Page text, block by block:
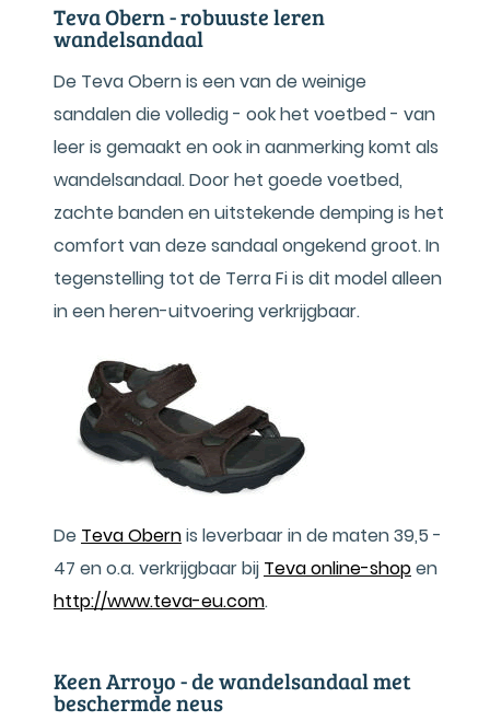
Teva Obern - robuuste leren
wandelsandaal
De Teva Obern is een van de weinige
sandalen die volledig - ook het voetbed - van
leer is gemaakt en ook in aanmerking komt als
wandelsandaal. Door het goede voetbed,
zachte banden en uitstekende demping is het
comfort van deze sandaal ongekend groot. In
tegenstelling tot de Terra Fi is dit model alleen
in een heren-uitvoering verkrijgbaar.
De Teva Obernis leverbaar in de maten 39,5 -
47 en o.a. verkrijgbaar bij Teva online-shopen
http://www.teva-eu.com.
Keen Arroyo - de wandelsandaal met
beschermde neus